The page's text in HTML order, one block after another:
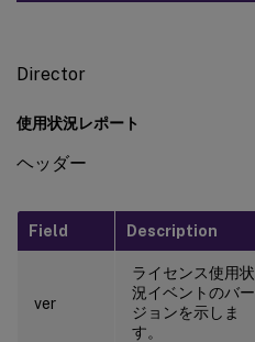
Director
使用状況レポート
ヘッダー
Field Description
ver
ライセンス使用状
況イベントのバー
ジョンを示しま
す。